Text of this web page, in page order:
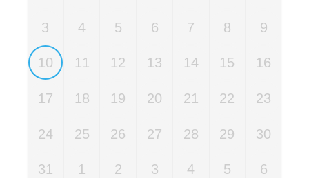
3 4 5 6 7 8 9
10 11 12 13 14 15 16
17 18 19 20 21 22 23
24 25 26 27 28 29 30
31 1 2 3 4 5 6